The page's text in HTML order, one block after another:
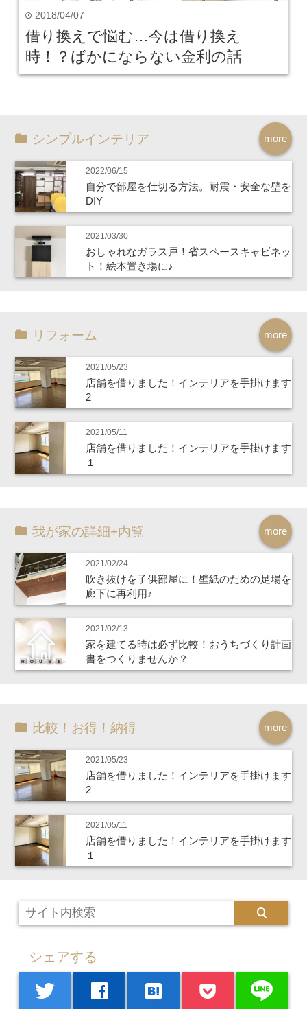
time 2018/04/07
借り換えで悩む…今は借り換え
時！？ばかにならない金利の話
more
シンプルインテリア
2022/06/15
自分で部屋を仕切る方法。耐震・安全な壁を
DIY
2021/03/30
おしゃれなガラス戸！省スペースキャビネッ
ト！絵本置き場に♪
more
リフォーム
2021/05/23
店舗を借りました！インテリアを手掛けます
2
2021/05/11
店舗を借りました！インテリアを手掛けます
１
more
我が家の詳細+内覧
2021/02/24
吹き抜けを子供部屋に！壁紙のための足場を
廊下に再利用♪
2021/02/13
家を建てる時は必ず比較！おうちづくり計画
書をつくりませんか？
more
比較！お得！納得
2021/05/23
店舗を借りました！インテリアを手掛けます
2
2021/05/11
店舗を借りました！インテリアを手掛けます
１
シェアする
twitter facebook hatenabookmark line